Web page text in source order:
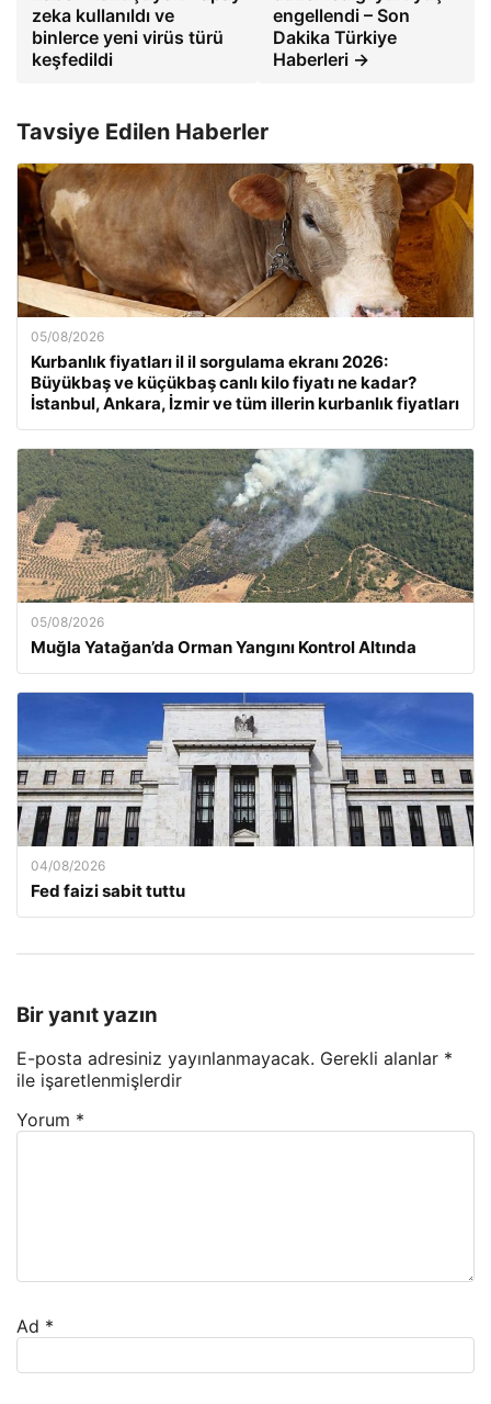
zeka kullanıldı ve
binlerce yeni virüs türü
keşfedildi
engellendi – Son
Dakika Türkiye
Haberleri →
Tavsiye Edilen Haberler
05/08/2026
Kurbanlık fiyatları il il sorgulama ekranı 2026:
Büyükbaş ve küçükbaş canlı kilo fiyatı ne kadar?
İstanbul, Ankara, İzmir ve tüm illerin kurbanlık fiyatları
05/08/2026
Muğla Yatağan’da Orman Yangını Kontrol Altında
04/08/2026
Fed faizi sabit tuttu
Bir yanıt yazın
E-posta adresiniz yayınlanmayacak. Gerekli alanlar *
ile işaretlenmişlerdir
Yorum *
Ad *